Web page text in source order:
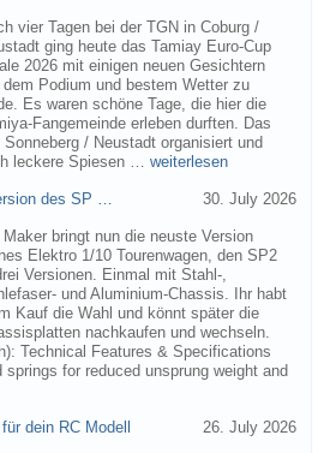
vier Tagen bei der TGN in Coburg /
ging heute das Tamiay Euro-Cup
2026 mit einigen neuen Gesichtern
dem Podium und bestem Wetter zu
Es waren schöne Tage, die hier die
Fangemeinde erleben durften. Das
/ Neustadt organisiert und
leckere Spiesen … weiterlesen
des SP … 30. July 2026
Maker bringt nun die neuste Version
Elektro 1/10 Tourenwagen, den SP2
Versionen. Einmal mit Stahl-,
und Aluminium-Chassis. Ihr habt
Kauf die Wahl und könnt später die
nachkaufen und wechseln.
Technical Features & Specifications
for reduced unsprung weight and
dein RC Modell 26. July 2026